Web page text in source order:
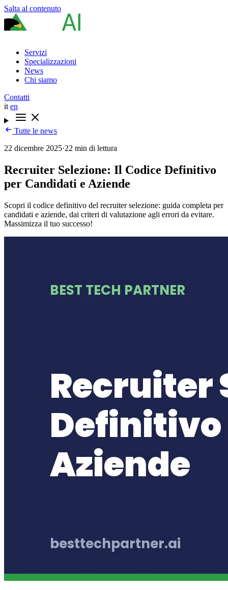
Salta al contenuto
Servizi
Specializzazioni
News
Chi siamo
Contatti
it en
Tutte le news
22 dicembre 2025·22 min di lettura
Recruiter Selezione: Il Codice Definitivo
per Candidati e Aziende
Scopri il codice definitivo del recruiter selezione: guida completa per
candidati e aziende, dai criteri di valutazione agli errori da evitare.
Massimizza il tuo successo!